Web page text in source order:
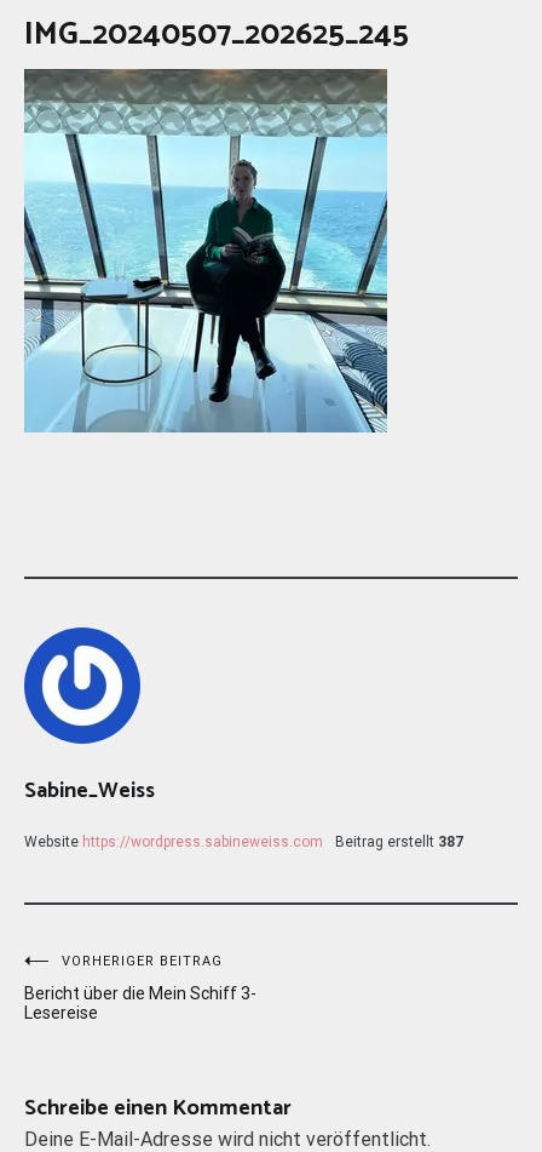
IMG_20240507_202625_245
Sabine_Weiss
Website https://wordpress.sabineweiss.com Beitrag erstellt 387
Beitragsnavigation
VORHERIGER BEITRAG
Bericht über die Mein Schiff 3-
Lesereise
Schreibe einen Kommentar
Deine E-Mail-Adresse wird nicht veröffentlicht.